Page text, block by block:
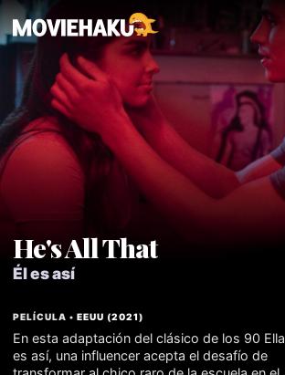
He's All That
Él es así
PELÍCULA •EEUU (2021)
En esta adaptación del clásico de los 90 Ella
es así, una influencer acepta el desafío de